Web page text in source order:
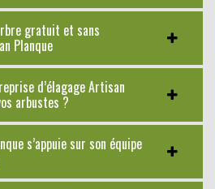
gratuit et sans
Planque
d’élagage Artisan
arbustes ?
s’appuie sur son équipe